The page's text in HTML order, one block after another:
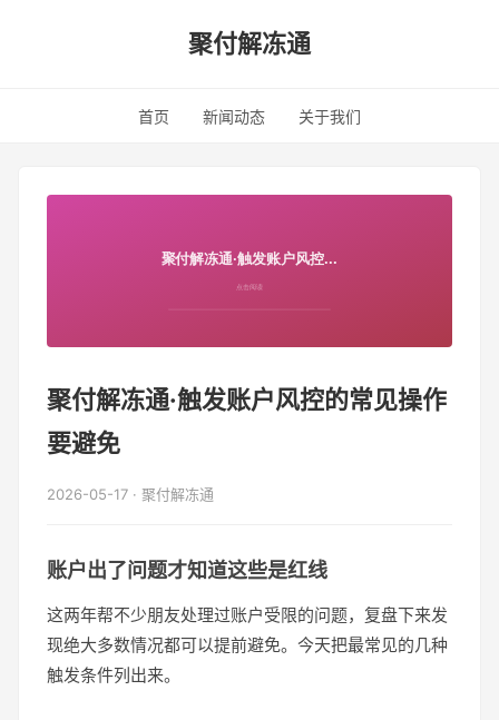
聚付解冻通
首页 新闻动态 关于我们
聚付解冻通·触发账户风控的常见操作
要避免
2026-05-17 · 聚付解冻通
账户出了问题才知道这些是红线
这两年帮不少朋友处理过账户受限的问题，复盘下来发
现绝大多数情况都可以提前避免。今天把最常见的几种
触发条件列出来。